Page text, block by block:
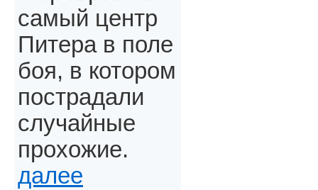
самый центр
Питера в поле
боя, в котором
пострадали
случайные
прохожие.
далее